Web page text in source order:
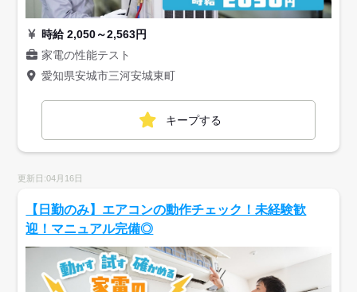
時給 2,050～2,563円
家電の性能テスト
愛知県安城市三河安城東町
キープする
更新日:04月16日
【日勤のみ】エアコンの動作チェック！未経験歓
迎！マニュアル完備◎